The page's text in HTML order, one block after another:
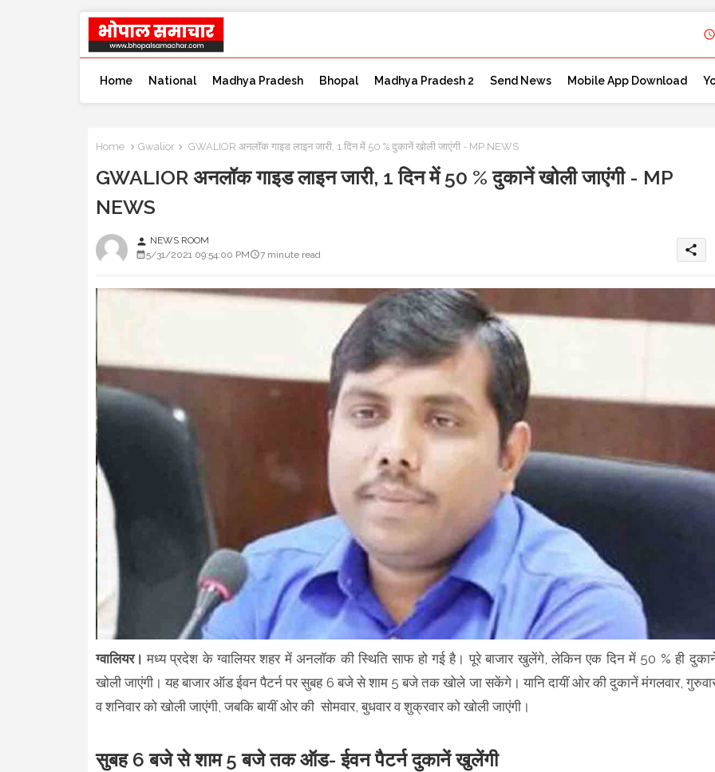
Home National Madhya Pradesh Bhopal Madhya Pradesh 2 Send News Mobile App Download
Home Gwalior GWALIOR अनलॉक गाइड लाइन जारी, 1 दिन में 50 % दुकानें खोली जाएंगी - MP NEWS
GWALIOR अनलॉक गाइड लाइन जारी, 1 दिन में 50 % दुकानें खोली जाएंगी - MP
NEWS
person NEWS ROOM
5/31/2021 09:54:00 PM
7 minute read share
ग्वालियर। मध्य प्रदेश के ग्वालियर शहर में अनलॉक की स्थिति साफ हो गई है। पूरे बाजार खुलेंगे, लेकिन एक दिन में 50 % ही
खोली जाएंगी। यह बाजार ऑड ईवन पैटर्न पर सुबह 6 बजे से शाम 5 बजे तक खोले जा सकेंगे। यानि दायीं ओर की दुकानें मंगलवार,
व शनिवार को खोली जाएंगी, जबकि बायीं ओर की सोमवार, बुधवार व शुक्रवार को खोली जाएंगी।
सुबह 6 बजे से शाम 5 बजे तक ऑड- ईवन पैटर्न दुकानें खुलेंगी